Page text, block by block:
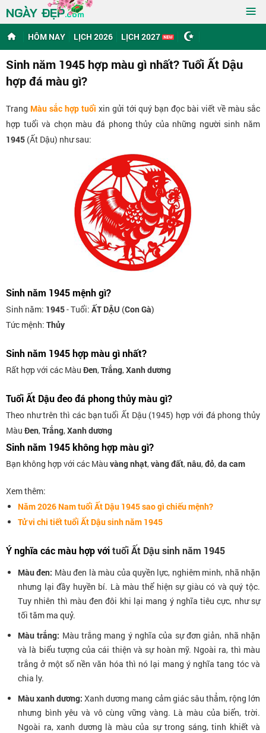
NGÀY ĐẸP.com ≡
HÔM NAY LỊCH 2026 LỊCH 2027
Sinh năm 1945 hợp màu gì nhất? Tuổi Ất Dậu
hợp đá màu gì?
Trang Màu sắc hợp tuổi xin gửi tới quý bạn đọc bài viết về màu sắc
hợp tuổi và chọn màu đá phong thủy của những người sinh năm
1945 (Ất Dậu) như sau:
Sinh năm 1945 mệnh gì?
Sinh năm: 1945- Tuổi: ẤT DẬU (Con Gà)
Tức mệnh: Thủy
Sinh năm 1945 hợp màu gì nhất?
Rất hợp với các Màu Đen,Trắng,Xanh dương
Tuổi Ất Dậu đeo đá phong thủy màu gì?
Theo như trên thì các bạn tuổi Ất Dậu (1945) hợp với đá phong thủy
Màu Đen,Trắng,Xanh dương
Sinh năm 1945 không hợp màu gì?
Bạn không hợp với các Màu vàng nhạt,vàng đất,nâu,đỏ,da cam
Xem thêm:
Năm 2026 Nam tuổi Ất Dậu 1945 sao gì chiếu mệnh?
Tử vi chi tiết tuổi Ất Dậu sinh năm 1945
Ý nghĩa các màu hợp vớituổi Ất Dậu sinh năm 1945
Màu đen: Màu đen là màu của quyền lực, nghiêm minh, nhã nhặn
nhưng lại đầy huyền bí. Là màu thể hiện sự giàu có và quý tộc.
Tuy nhiên thì màu đen đôi khi lại mang ý nghĩa tiêu cực, như sự
tối tăm ma quỷ.
Màu trắng: Màu trắng mang ý nghĩa của sự đơn giản, nhã nhặn
và là biểu tượng của cái thiện và sự hoàn mỹ. Ngoài ra, thì màu
trắng ở một số nền văn hóa thì nó lại mang ý nghĩa tang tóc và
chia ly.
Màu xanh dương: Xanh dương mang cảm giác sâu thẳm, rộng lớn
nhưng bình yêu và vô cùng vững vàng. Là màu của biển, trời.
Ngoài ra, xanh dương là màu của sự trong sáng, tinh khiết và